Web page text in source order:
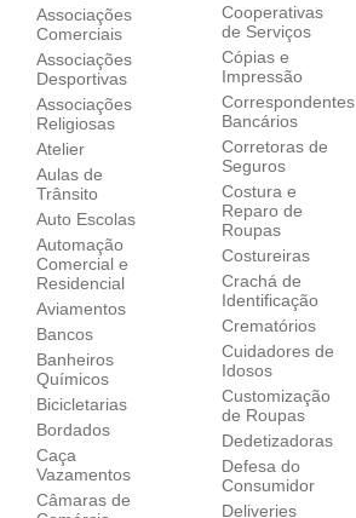
Associações
Comerciais
Associações
Desportivas
Associações
Religiosas
Atelier
Aulas de
Trânsito
Auto Escolas
Automação
Comercial e
Residencial
Aviamentos
Bancos
Banheiros
Químicos
Bicicletarias
Bordados
Caça
Vazamentos
Câmaras de
Cooperativas
de Serviços
Cópias e
Impressão
Correspondentes
Bancários
Corretoras de
Seguros
Costura e
Reparo de
Roupas
Costureiras
Crachá de
Identificação
Crematórios
Cuidadores de
Idosos
Customização
de Roupas
Dedetizadoras
Defesa do
Consumidor
Deliveries